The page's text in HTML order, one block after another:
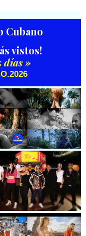
Cubano
vistos!
días »
Pirro | ¨Vuelve a mi¨ |
| Música Urbana
| Artistas Cubanos |
Canción | CUBA